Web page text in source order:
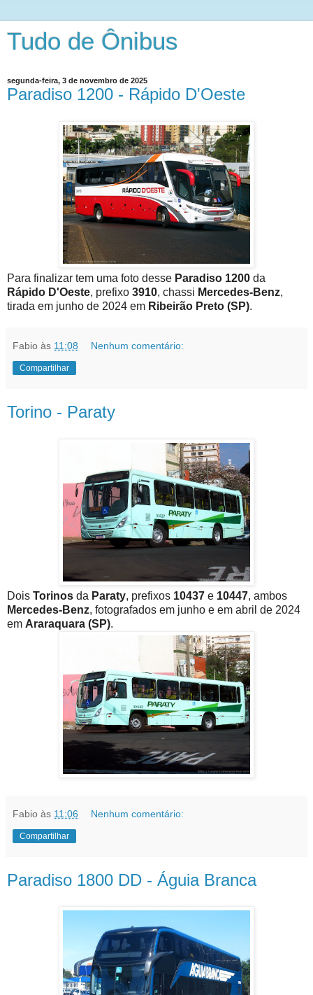
Tudo de Ônibus
segunda-feira, 3 de novembro de 2025
Paradiso 1200 - Rápido D'Oeste
Para finalizar tem uma foto desse Paradiso 1200 da
Rápido D'Oeste, prefixo 3910, chassi Mercedes-Benz,
tirada em junho de 2024 em Ribeirão Preto (SP).
Fabio às 11:08 Nenhum comentário:
Compartilhar
Torino - Paraty
Dois Torinos da Paraty, prefixos 10437 e 10447, ambos
Mercedes-Benz, fotografados em junho e em abril de 2024
em Araraquara (SP).
Fabio às 11:06 Nenhum comentário:
Compartilhar
Paradiso 1800 DD - Águia Branca